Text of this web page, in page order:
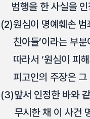
범행을 한 사실을
(2)원심이 명예훼손
친아들’이라는 부
따라서 ‘원심이 피
피고인의 주장은
(3)앞서 인정한 바와
무시한 채 이 사건